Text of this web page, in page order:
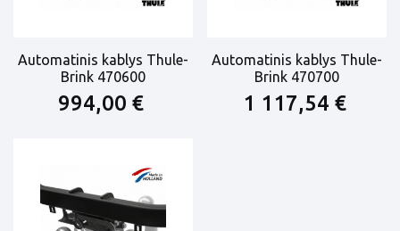
Automatinis kablys Thule-
Brink 470600
994,00 €
Automatinis kablys Thule-
Brink 470700
1 117,54 €